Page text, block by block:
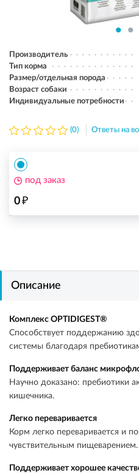
Производитель
Тип корма
Размер/отдельная порода
Возраст собаки
Индивидуальные потребности
(0) Ответы на
0₽
под заказ
Описание
Комплекс OPTIDIGEST®
Способствует поддержанию
системы благодаря
Поддерживает баланс
Научно доказано: пребиотики
кишечника.
Легко переваривается
Корм легко переваривается и
чувствительным пищеварением.
Поддерживает хорошее